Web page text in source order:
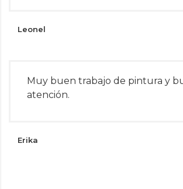
Leonel
Muy buen trabajo de pintura y
atención.
Erika